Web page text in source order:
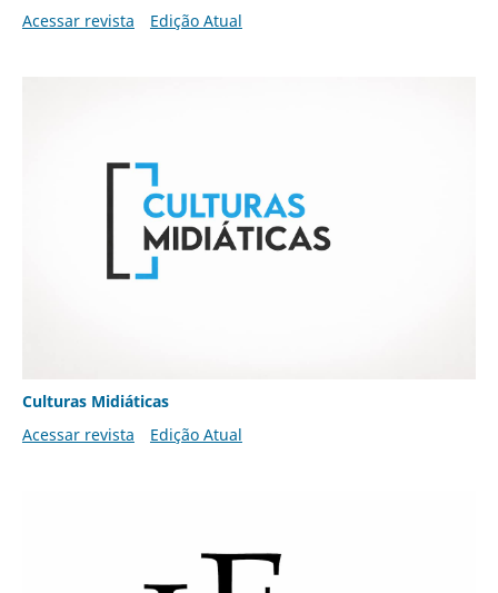
Acessar revista
Edição Atual
Culturas Midiáticas
Acessar revista
Edição Atual